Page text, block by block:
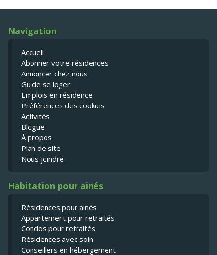
Navigation
Accueil
Abonner votre résidences
Annoncer chez nous
Guide se loger
Emplois en résidence
Préférences des cookies
Activités
Blogue
À propos
Plan de site
Nous joindre
Habitation pour ainés
Résidences pour ainés
Appartement pour retraités
Condos pour retraités
Résidences avec soin
Conseillers en hébergement